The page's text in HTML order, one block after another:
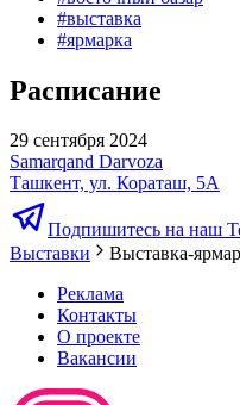
#выставка
#ярмарка
Расписание
29 сентября 2024
Samarqand Darvoza
Ташкент, ул. Кораташ, 5А
Подпишитесь на наш
Выставки
Выставка-
Реклама
Контакты
О проекте
Вакансии